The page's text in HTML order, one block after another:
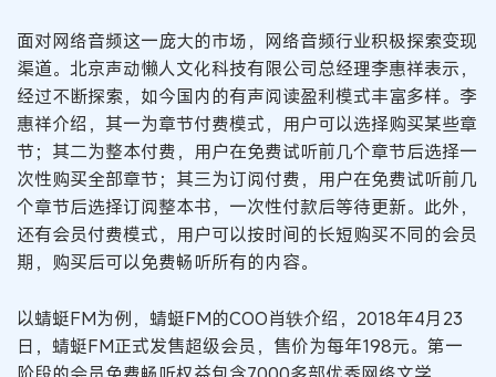
面对网络音频这一庞大的市场，网络音频行业积极探索变现
渠道。北京声动懒人文化科技有限公司总经理李惠祥表示，
经过不断探索，如今国内的有声阅读盈利模式丰富多样。李
惠祥介绍，其一为章节付费模式，用户可以选择购买某些章
节；其二为整本付费，用户在免费试听前几个章节后选择一
次性购买全部章节；其三为订阅付费，用户在免费试听前几
个章节后选择订阅整本书，一次性付款后等待更新。此外，
还有会员付费模式，用户可以按时间的长短购买不同的会员
期，购买后可以免费畅听所有的内容。
以蜻蜓FM为例，蜻蜓FM的COO肖轶介绍，2018年4月23
日，蜻蜓FM正式发售超级会员，售价为每年198元。第一